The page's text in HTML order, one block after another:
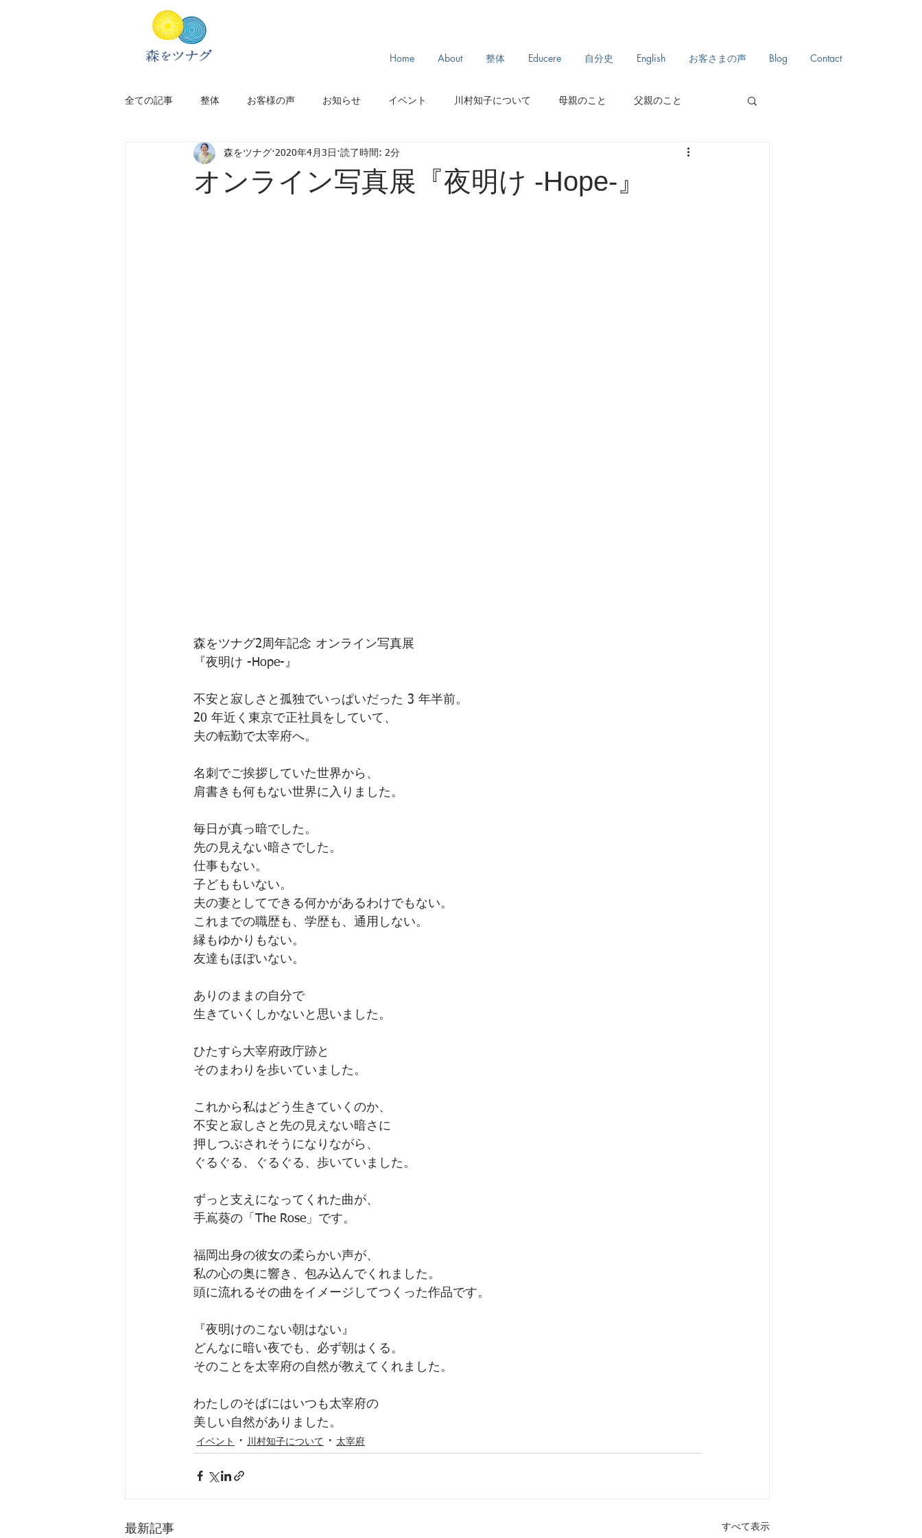
Home About 整体 Educere 自分史 English お客さまの声 Blog Contact
全ての記事 整体 お客様の声 お知らせ イベント 川村知子について 母親のこと 父親のこと
新居のこと アフリカ旅 スリランカ旅 モンゴル旅 日々のこと
オンライン写真展『夜明け -Hope-』
森をツナグ 2020年4月3日 読了時間: 2分
森をツナグ2周年記念 オンライン写真展
『夜明け -Hope-』
不安と寂しさと孤独でいっぱいだった 3 年半前。
20 年近く東京で正社員をしていて、
夫の転勤で太宰府へ。
名刺でご挨拶していた世界から、
肩書きも何もない世界に入りました。
毎日が真っ暗でした。
先の見えない暗さでした。
仕事もない。
子どももいない。
夫の妻としてできる何かがあるわけでもない。
これまでの職歴も、学歴も、通用しない。
縁もゆかりもない。
友達もほぼいない。
ありのままの自分で
生きていくしかないと思いました。
ひたすら大宰府政庁跡と
そのまわりを歩いていました。
これから私はどう生きていくのか、
不安と寂しさと先の見えない暗さに
押しつぶされそうになりながら、
ぐるぐる、ぐるぐる、歩いていました。
ずっと支えになってくれた曲が、
手嶌葵の「The Rose」です。
福岡出身の彼女の柔らかい声が、
私の心の奥に響き、包み込んでくれました。
頭に流れるその曲をイメージしてつくった作品です。
『夜明けのこない朝はない』
どんなに暗い夜でも、必ず朝はくる。
そのことを太宰府の自然が教えてくれました。
わたしのそばにはいつも太宰府の
美しい自然がありました。
イベント 川村知子について 太宰府
最新記事 すべて表示